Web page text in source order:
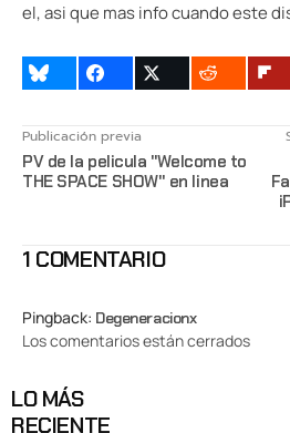
el, asi que mas info cuando este
Publicación previa
PV de la pelicula "Welcome to
THE SPACE SHOW" en linea
1 COMENTARIO
Pingback: Degeneracionx
Los comentarios están cerrados
LO MÁS
RECIENTE